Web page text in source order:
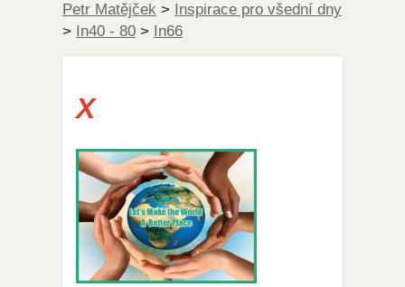
Petr Matějček > Inspirace pro všední dny
> In40 - 80 > In66
X